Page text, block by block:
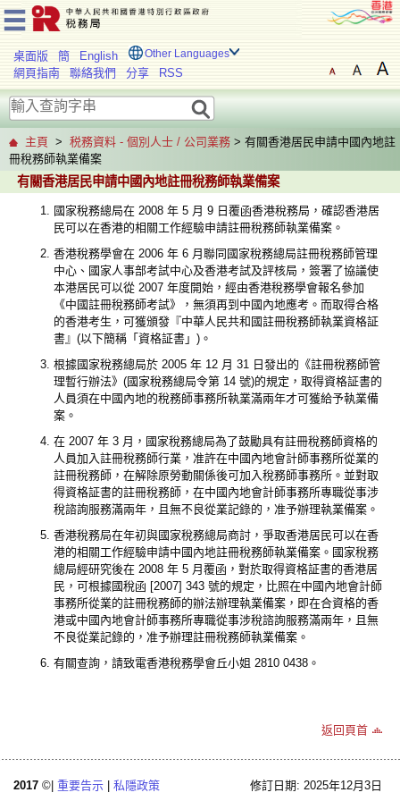
桌面版 簡 English Other Languages
網頁指南 聯絡我們 分享 RSS
主頁 > 税務資料 - 個別人士 / 公司業務 > 有關香港居民申請中國內地註
冊稅務師執業備案
有關香港居民申請中國內地註冊稅務師執業備案
國家稅務總局在 2008 年 5 月 9 日覆函香港稅務局，確認香港居
民可以在香港的相關工作經驗申請註冊稅務師執業備案。
香港稅務學會在 2006 年 6 月聯同國家稅務總局註冊稅務師管理
中心、國家人事部考試中心及香港考試及評核局，簽署了協議使
本港居民可以從 2007 年度開始，經由香港稅務學會報名參加
《中國註冊稅務師考試》，無須再到中國內地應考。而取得合格
的香港考生，可獲頒發『中華人民共和國註冊稅務師執業資格証
書』(以下簡稱「資格証書」)。
根據國家稅務總局於 2005 年 12 月 31 日發出的《註冊稅務師管
理暫行辦法》(國家稅務總局令第 14 號)的規定，取得資格証書的
人員須在中國內地的稅務師事務所執業滿兩年才可獲給予執業備
案。
在 2007 年 3 月，國家稅務總局為了鼓勵具有註冊稅務師資格的
人員加入註冊稅務師行業，准許在中國內地會計師事務所從業的
註冊稅務師，在解除原勞動關係後可加入稅務師事務所。並對取
得資格証書的註冊稅務師，在中國內地會計師事務所專職從事涉
稅諮詢服務滿兩年，且無不良從業記錄的，准予辦理執業備案。
香港稅務局在年初與國家稅務總局商討，爭取香港居民可以在香
港的相關工作經驗申請中國內地註冊稅務師執業備案。國家稅務
總局經研究後在 2008 年 5 月覆函，對於取得資格証書的香港居
民，可根據國稅函 [2007] 343 號的規定，比照在中國內地會計師
事務所從業的註冊稅務師的辦法辦理執業備案，即在合資格的香
港或中國內地會計師事務所專職從事涉稅諮詢服務滿兩年，且無
不良從業記錄的，准予辦理註冊稅務師執業備案。
有關查詢，請致電香港稅務學會丘小姐 2810 0438。
返回頁首
2017 ©| 重要告示 私隱政策 修訂日期: 2025年12月3日